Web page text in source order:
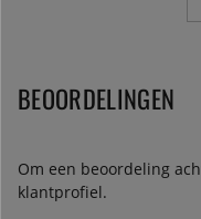
BEOORDELINGEN
Om een beoordeling
klantprofiel.